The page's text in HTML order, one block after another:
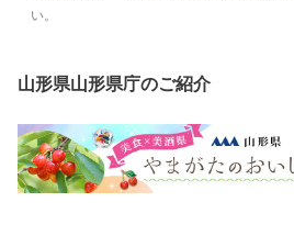
い。
山形県山形県庁のご紹介